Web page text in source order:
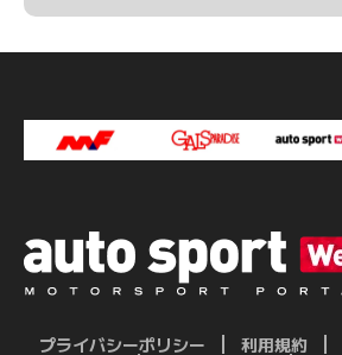
プライバシーポリシー 利用規約